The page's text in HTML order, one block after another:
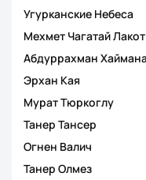
Угурканские Небеса
Мехмет Чагатай Лакот
Абдуррахман
Эрхан Кая
Мурат Тюркоглу
Танер Тансер
Огнен Валич
Танер Олмез